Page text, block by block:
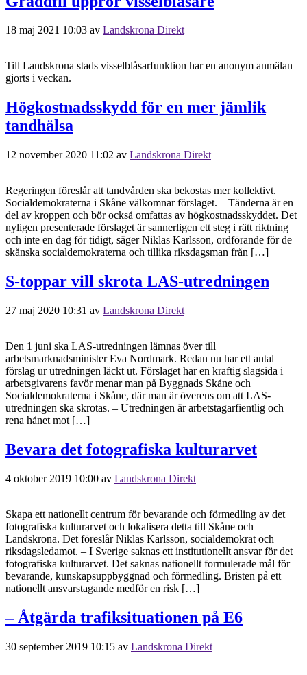
18 maj 2021 10:03 av Landskrona Direkt
Till Landskrona stads visselblåsarfunktion har en anonym anmälan
gjorts i veckan.
Högkostnadsskydd för en mer jämlik
tandhälsa
12 november 2020 11:02 av Landskrona Direkt
Regeringen föreslår att tandvården ska bekostas mer kollektivt.
Socialdemokraterna i Skåne välkomnar förslaget. – Tänderna är en
del av kroppen och bör också omfattas av högkostnadsskyddet. Det
nyligen presenterade förslaget är sannerligen ett steg i rätt riktning
och inte en dag för tidigt, säger Niklas Karlsson, ordförande för de
skånska socialdemokraterna och tillika riksdagsman från […]
S-toppar vill skrota LAS-utredningen
27 maj 2020 10:31 av Landskrona Direkt
Den 1 juni ska LAS-utredningen lämnas över till
arbetsmarknadsminister Eva Nordmark. Redan nu har ett antal
förslag ur utredningen läckt ut. Förslaget har en kraftig slagsida i
arbetsgivarens favör menar man på Byggnads Skåne och
Socialdemokraterna i Skåne, där man är överens om att LAS-
utredningen ska skrotas. – Utredningen är arbetstagarfientlig och
rena hånet mot […]
Bevara det fotografiska kulturarvet
4 oktober 2019 10:00 av Landskrona Direkt
Skapa ett nationellt centrum för bevarande och förmedling av det
fotografiska kulturarvet och lokalisera detta till Skåne och
Landskrona. Det föreslår Niklas Karlsson, socialdemokrat och
riksdagsledamot. – I Sverige saknas ett institutionellt ansvar för det
fotografiska kulturarvet. Det saknas nationellt formulerade mål för
bevarande, kunskapsuppbyggnad och förmedling. Bristen på ett
nationellt ansvarstagande medför en risk […]
– Åtgärda trafiksituationen på E6
30 september 2019 10:15 av Landskrona Direkt